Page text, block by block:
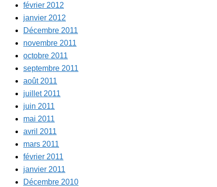
février 2012
janvier 2012
Décembre 2011
novembre 2011
octobre 2011
septembre 2011
août 2011
juillet 2011
juin 2011
mai 2011
avril 2011
mars 2011
février 2011
janvier 2011
Décembre 2010